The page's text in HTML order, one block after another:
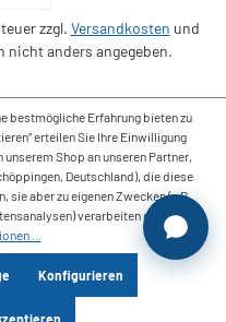
zzgl. Versandkosten und
nicht anders angegeben.
bestmögliche Erfahrung bieten zu
erteilen Sie Ihre Einwilligung
Shop an unseren Partner,
Deutschland), die diese
sie aber zu eigenen Zwecken (z.B.
verarbeiten darf.
...
Konfigurieren